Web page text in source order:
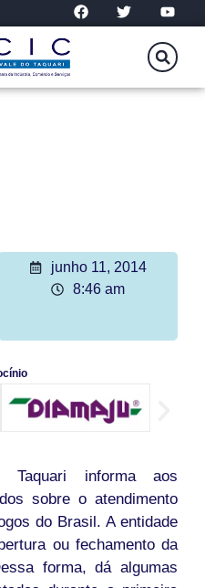
junho 11, 2014
8:46 am
informa aos
sobre o atendimento
do Brasil. A entidade
ou fechamento da
forma, dá algumas